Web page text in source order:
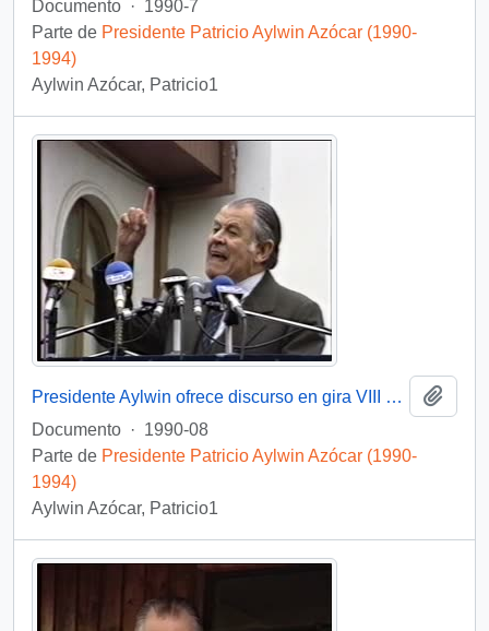
Documento · 1990-7
Parte de Presidente Patricio Aylwin Azócar (1990-
1994)
Aylwin Azócar, Patricio1
Presidente Aylwin ofrece discurso en gira VIII Región, Tomé : video
Documento · 1990-08
Parte de Presidente Patricio Aylwin Azócar (1990-
1994)
Aylwin Azócar, Patricio1